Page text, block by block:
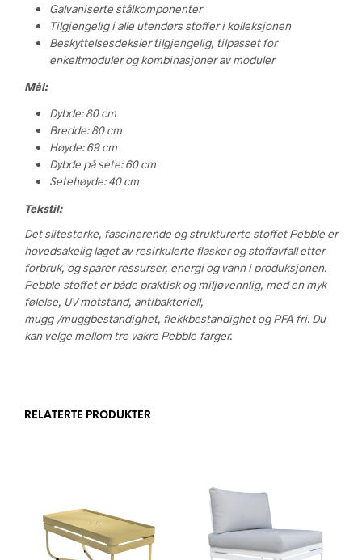
Galvaniserte stålkomponenter
Tilgjengelig i alle utendørs stoffer i kolleksjonen
Beskyttelsesdeksler tilgjengelig, tilpasset for
enkeltmoduler og kombinasjoner av moduler
Mål:
Dybde: 80 cm
Bredde: 80 cm
Høyde: 69 cm
Dybde på sete: 60 cm
Setehøyde: 40 cm
Tekstil:
Det slitesterke, fascinerende og strukturerte stoffet Pebble er
hovedsakelig laget av resirkulerte flasker og stoffavfall etter
forbruk, og sparer ressurser, energi og vann i produksjonen.
Pebble-stoffet er både praktisk og miljøvennlig, med en myk
følelse, UV-motstand, antibakteriell,
mugg-/muggbestandighet, flekkbestandighet og PFA-fri. Du
kan velge mellom tre vakre Pebble-farger.
RELATERTE PRODUKTER